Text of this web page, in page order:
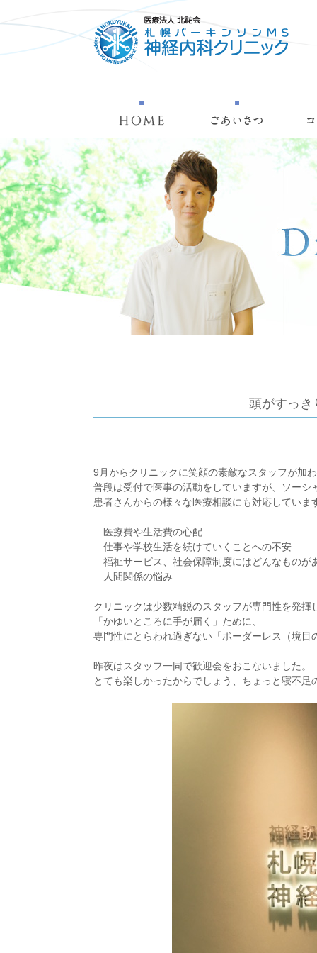
頭がすっ
9月からクリニックに笑顔の素敵なスタッフが加
普段は受付で医事の活動をしていますが、ソー
患者さんからの様々な医療相談にも対応していま
医療費や生活費の心配
仕事や学校生活を続けていくことへの不安
福祉サービス、社会保障制度にはどんなものが
人間関係の悩み
クリニックは少数精鋭のスタッフが専門性を発揮
「かゆいところに手が届く」ために、
専門性にとらわれ過ぎない「ボーダーレス（境
昨夜はスタッフ一同で歓迎会をおこないました。
とても楽しかったからでしょう、ちょっと寝不